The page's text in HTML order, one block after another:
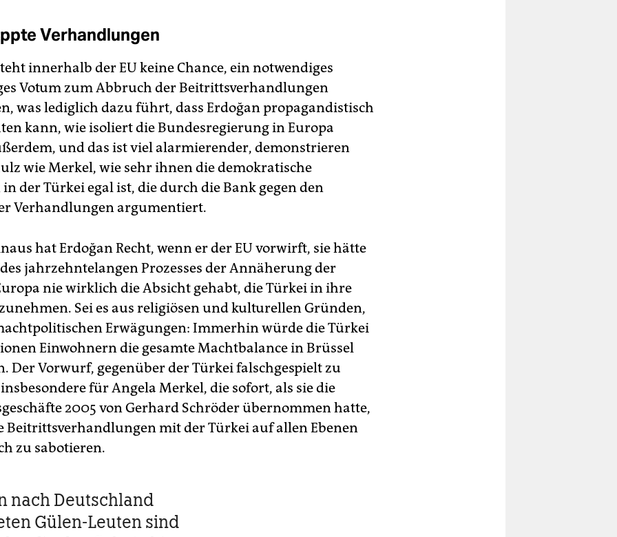
Verhandlungen
innerhalb der EU keine Chance, ein notwendiges
Votum zum Abbruch der Beitrittsverhandlungen
was lediglich dazu führt, dass Erdoğan propagandistisch
kann, wie isoliert die Bundesregierung in Europa
und das ist viel alarmierender, demonstrieren
wie Merkel, wie sehr ihnen die demokratische
der Türkei egal ist, die durch die Bank gegen den
Verhandlungen argumentiert.
hat Erdoğan Recht, wenn er der EU vorwirft, sie hätte
jahrzehntelangen Prozesses der Annäherung der
nie wirklich die Absicht gehabt, die Türkei in ihre
Sei es aus religiösen und kulturellen Gründen,
Erwägungen: Immerhin würde die Türkei
Einwohnern die gesamte Machtbalance in Brüssel
Der Vorwurf, gegenüber der Türkei falschgespielt zu
für Angela Merkel, die sofort, als sie die
2005 von Gerhard Schröder übernommen hatte,
Beitrittsverhandlungen mit der Türkei auf allen Ebenen
zu sabotieren.
nach Deutschland
Gülen-Leuten sind